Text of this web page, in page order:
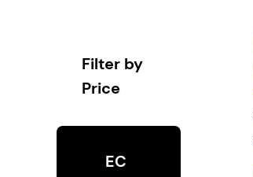
Filter by
Price
EC